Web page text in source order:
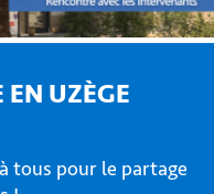
UZÈGE
tous pour le partage